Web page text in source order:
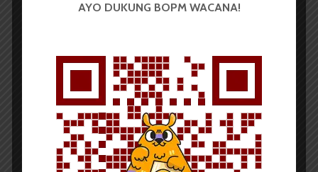
berlayar. Seperti, perbaikan pendidikan, sarana dan
pra sarana umum, birokrasi pemerintahan, atau
pemberantasan korupsi, kolusi dan nepotisme yang
semakin gila. Hal-hal di atas memang penting. Namun
ada sesuatu yang tak kalah penting, yaitu sepak bola.
Sumut punya sejarah sepak bola
AYO DUKUNG BOPM WACANA!